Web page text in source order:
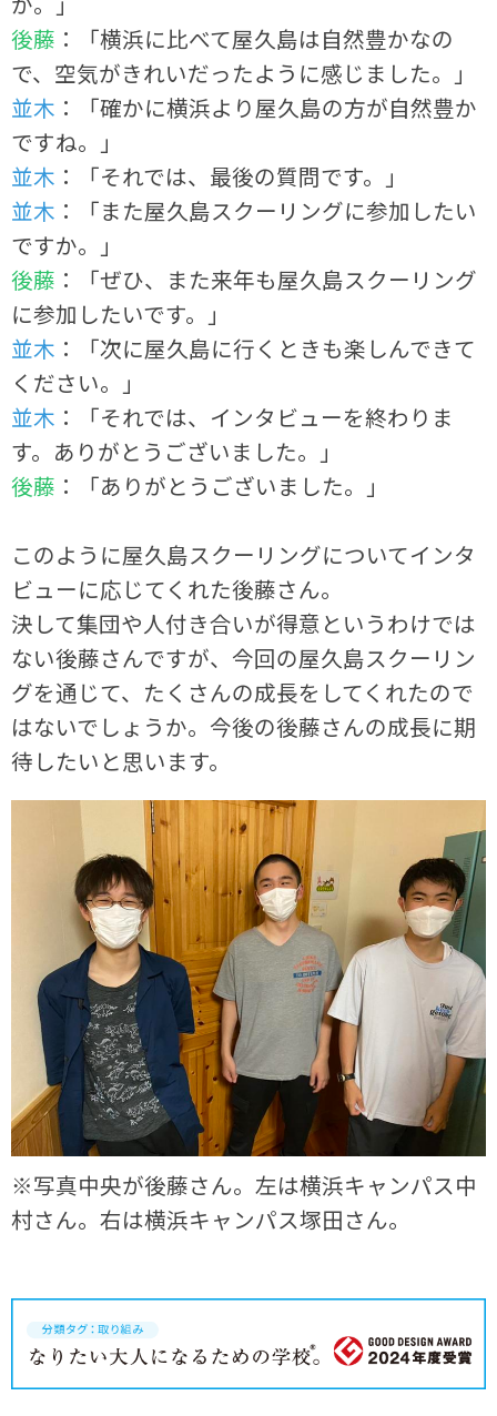
後藤 ：「横浜に比べて屋久島は自然豊かなの
で、空気がきれいだったように感じました。」
並木 ：「確かに横浜より屋久島の方が自然豊か
ですね。」
並木 ：「それでは、最後の質問です。」
並木 ：「また屋久島スクーリングに参加したい
ですか。」
後藤 ：「ぜひ、また来年も屋久島スクーリング
に参加したいです。」
並木 ：「次に屋久島に行くときも楽しんできて
ください。」
並木 ：「それでは、インタビューを終わりま
す。ありがとうございました。」
後藤 ：「ありがとうございました。」
このように屋久島スクーリングについてインタ
ビューに応じてくれた後藤さん。
決して集団や人付き合いが得意というわけでは
ない後藤さんですが、今回の屋久島スクーリン
グを通じて、たくさんの成長をしてくれたので
はないでしょうか。今後の後藤さんの成長に期
待したいと思います。
※写真中央が後藤さん。左は横浜キャンパス中
村さん。右は横浜キャンパス塚田さん。